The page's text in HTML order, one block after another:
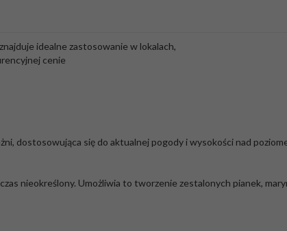
idealne zastosowanie w lokalach,
cenie
dostosowująca się do aktualnej pogody i wysokości nad
nieokreślony. Umożliwia to tworzenie zestalonych pianek,